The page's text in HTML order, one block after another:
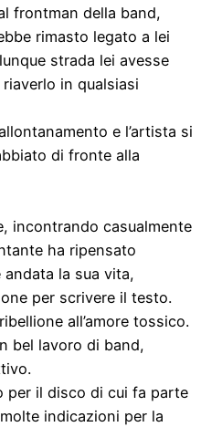
frontman della band,
rimasto legato a lei
strada lei avesse
in qualsiasi
e l’artista si
di fronte alla
incontrando casualmente
ha ripensato
andata la sua vita,
per scrivere il testo.
all’amore tossico.
bel lavoro di band,
per il disco di cui fa parte
indicazioni per la